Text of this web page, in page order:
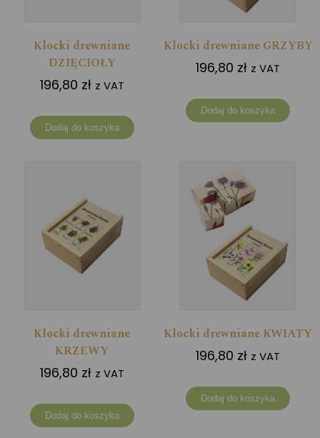
Klocki drewniane
DZIĘCIOŁY
196,80 zł z VAT
Dodaj do koszyka
Klocki drewniane GRZYBY
196,80 zł z VAT
Dodaj do koszyka
Klocki drewniane
KRZEWY
196,80 zł z VAT
Dodaj do koszyka
Klocki drewniane KWIATY
196,80 zł z VAT
Dodaj do koszyka